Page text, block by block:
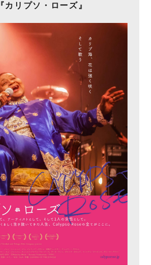
『カリプソ・ローズ』